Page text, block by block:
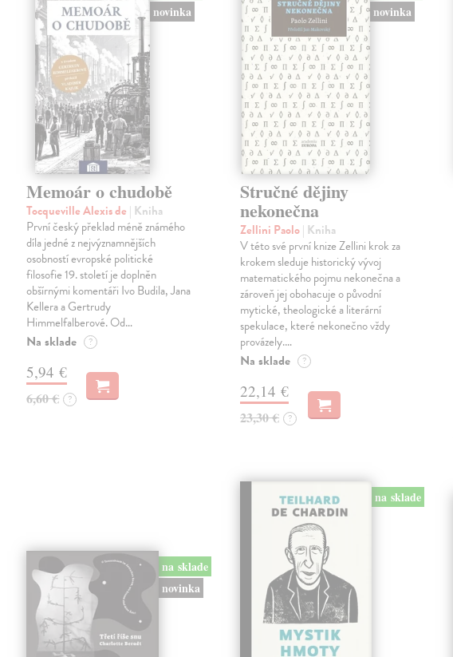
novinka
Memoár o chudobě
Tocqueville Alexis de | Kniha
První český překlad méně známého
díla jedné z nejvýznamnějších
osobností evropské politické
filosofie 19. století je doplněn
obšírnými komentáři Ivo Budila, Jana
Kellera a Gertrudy
Himmelfalberové. Od…
Na sklade ?
5,94 €
6,60 € ?
novinka
Stručné dějiny
nekonečna
Zellini Paolo| Kniha
V této své první knize Zellini krok za
krokem sleduje historický vývoj
matematického pojmu nekonečna a
zároveň jej obohacuje o původní
mytické, theologické a literární
spekulace, které nekonečno vždy
provázely.…
Na sklade ?
22,14 €
23,30 € ?
na sklade
novinka
na sklade